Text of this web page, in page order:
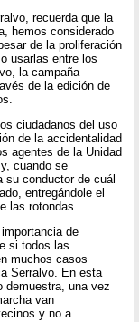
recuerda que la
hemos considerado
de la proliferación
usarlas entre los
la campaña
de la edición de
ciudadanos del uso
de la accidentalidad
agentes de la Unidad
cuando se
su conductor de cuál
entregándole el
las rotondas.
de
si todos las
muchos casos
Serralvo. En esta
demuestra, una vez
van
y no a